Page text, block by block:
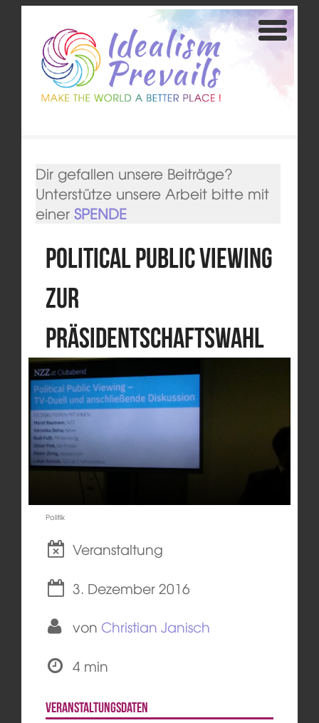
Dir gefallen unsere Beiträge?
Unterstütze unsere Arbeit bitte mit
einer SPENDE
Political Public Viewing
zur
Präsidentschaftswahl
Politik
Veranstaltung
3. Dezember 2016
von Christian Janisch
4 min
Veranstaltungsdaten